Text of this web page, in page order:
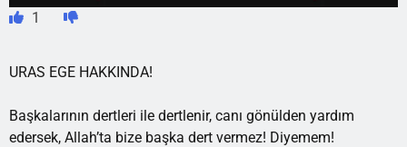
1
URAS EGE HAKKINDA!
Başkalarının dertleri ile dertlenir, canı gönülden yardım
edersek, Allah’ta bize başka dert vermez! Diyemem!